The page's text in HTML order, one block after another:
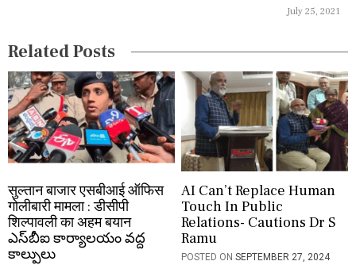
o
n
July 25, 2021
Related Posts
सुल्तान बाजार एसबीआई ऑफिस
गोलीबारी मामला : डीसीपी
शिल्पावली का अहम बयान
ఎస్‌బీఐ కార్యాలయం వద్ద
కాల్పులు
AI Can’t Replace Human
Touch In Public
Relations- Cautions Dr S
Ramu
POSTED ONSEPTEMBER 27, 2024